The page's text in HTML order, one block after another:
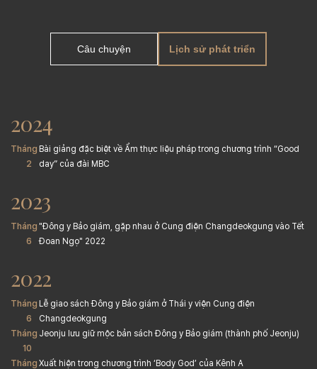
Câu chuyện Lịch sử phát triển
2024
Tháng
2
Bài giảng đặc biệt về Ẩm thực liệu pháp trong chương trình “Good
day” của đài MBC
2023
Tháng
6
"Đông y Bảo giám, gặp nhau ở Cung điện Changdeokgung vào Tết
Đoan Ngọ" 2022
2022
Tháng
6
Lễ giao sách Đông y Bảo giám ở Thái y viện Cung điện
Changdeokgung
Tháng
10
Jeonju lưu giữ mộc bản sách Đông y Bảo giám (thành phố Jeonju)
Tháng Xuất hiện trong chương trình ‘Body God’ của Kênh A